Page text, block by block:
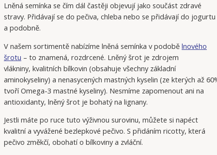
Lněná semínka se čím dál častěji objevují jako součást zdravé
stravy. Přidávají se do pečiva, chleba nebo se přidávají do jogurtu
a podobně.
V našem sortimentě nabízíme lněná semínka v podobě lnového
šrotu – to znamená, rozdrcené. Lněný šrot je zdrojem
vlákniny, kvalitních bílkovin (obsahuje všechny základní
aminokyseliny) a nenasycených mastných kyselin (ze kterých až
tvoří Omega-3 mastné kyseliny). Nesmíme zapomenout ani na
antioxidanty, lněný šrot je bohatý na lignany.
Jestli máte po ruce tuto výživnou surovinu, můžete si napéct
kvalitní a vyvážené bezlepkové pečivo. S přidáním ricotty, která
pečivo změkčí, obohatí o bílkoviny a zvláční.